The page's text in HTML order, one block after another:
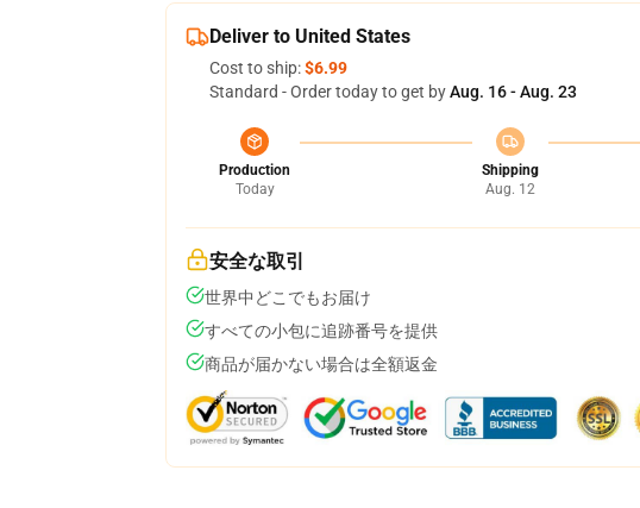
Deliver to United States
Cost to ship:$6.99
Standard - Order today to get byAug. 16 - Aug. 23
Production
Today
Shipping
Aug. 12
安全な取引
世界中どこでもお届け
すべての小包に追跡番号を提供
商品が届かない場合は全額返金